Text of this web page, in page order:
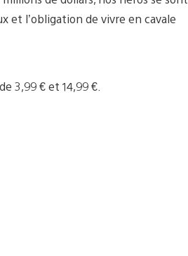
et l’obligation de vivre en cavale
3,99 € et 14,99 €.